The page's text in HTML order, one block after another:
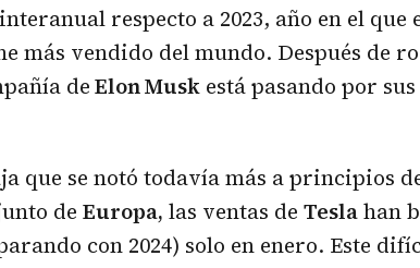
respecto a 2023, año en el que
más vendido del mundo. Después de
deElon Musk está pasando por
que se notó todavía más a principios
de Europa, las ventas de Teslahan
con 2024) solo en enero. Este